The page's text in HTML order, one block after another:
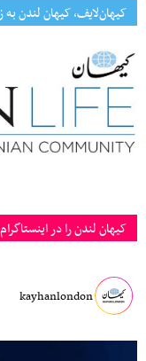
کیهان‌لایف، کیهان لندن به
کیهان لندن را در
kayhanlondon